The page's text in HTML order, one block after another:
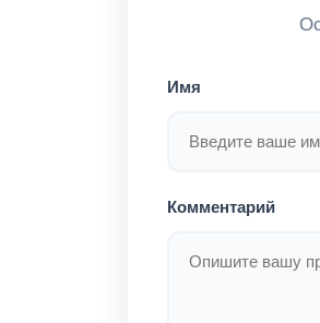
Имя
Комментарий